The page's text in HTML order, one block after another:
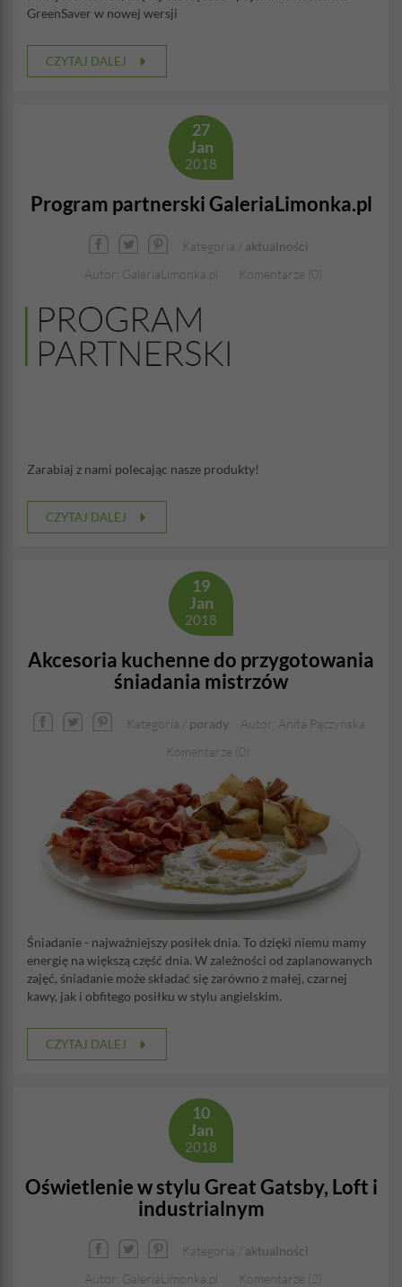
GreenSaver w nowej wersji
CZYTAJ DALEJ
27
Jan
2018
Program partnerski GaleriaLimonka.pl
Kategoria / aktualności
Autor: GaleriaLimonka.pl
Komentarze (0)
Zarabiaj z nami polecając nasze produkty!
CZYTAJ DALEJ
19
Jan
2018
Akcesoria kuchenne do przygotowania
śniadania mistrzów
Kategoria / porady
Autor: Anita Pączyńska
Komentarze (0)
Śniadanie - najważniejszy posiłek dnia. To dzięki niemu mamy
energię na większą część dnia. W zależności od zaplanowanych
zajęć, śniadanie może składać się zarówno z małej, czarnej
kawy, jak i obfitego posiłku w stylu angielskim.
CZYTAJ DALEJ
10
Jan
2018
Oświetlenie w stylu Great Gatsby, Loft i
industrialnym
Kategoria / aktualności
Autor: GaleriaLimonka.pl
Komentarze (2)